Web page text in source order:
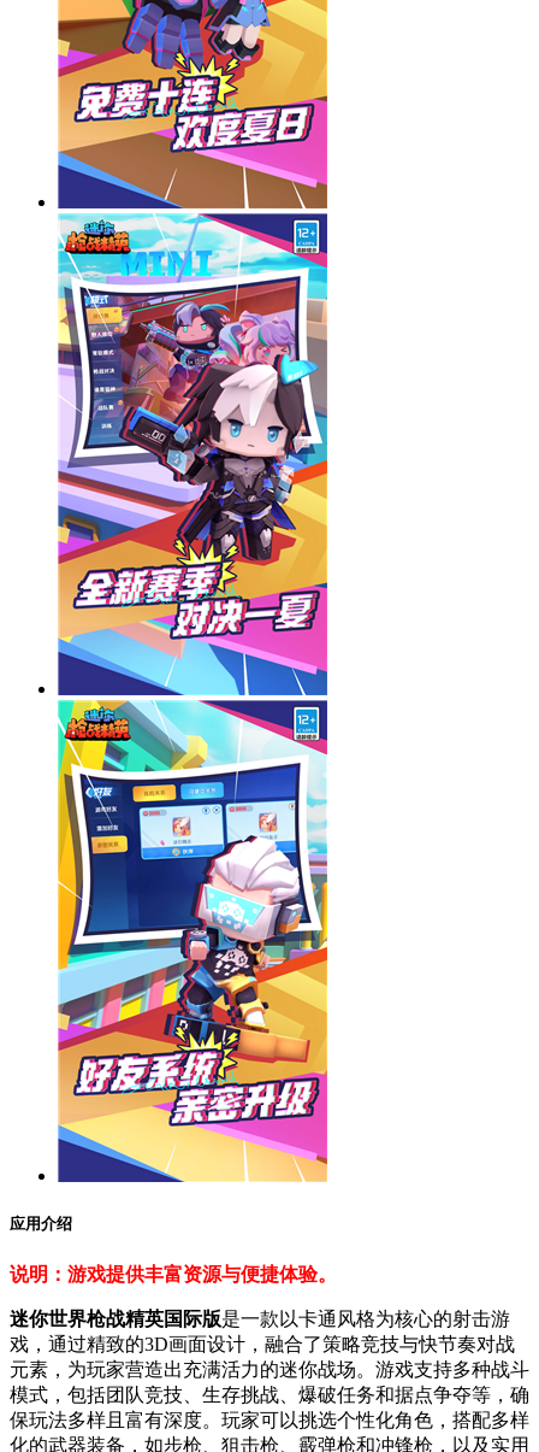
应用介绍
说明：游戏提供丰富资源与便捷体验。
迷你世界枪战精英国际版是一款以卡通风格为核心的射击游
戏，通过精致的3D画面设计，融合了策略竞技与快节奏对战
元素，为玩家营造出充满活力的迷你战场。游戏支持多种战斗
模式，包括团队竞技、生存挑战、爆破任务和据点争夺等，确
保玩法多样且富有深度。玩家可以挑选个性化角色，搭配多样
化的武器装备，如步枪、狙击枪、霰弹枪和冲锋枪，以及实用